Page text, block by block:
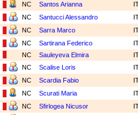
NC Santos Arianna
NC Santucci Alessandro
NC Sarra Marco
NC Sartirana Federico
NC Sauleyeva Elmira
NC Scalise Loris
NC Scardia Fabio
NC Scurati Maria
NC Sfirlogea Nicusor